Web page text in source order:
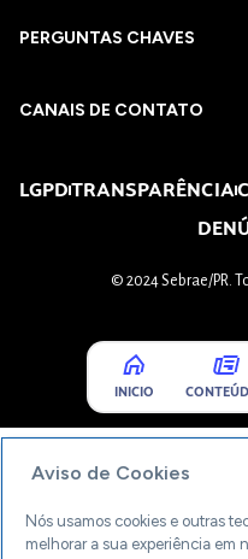
PERGUNTAS CHAVES​
CANAIS DE CONTATO
LGPDTRANSPARÊNCIA
© 2024 Sebrae/PR.
INICIO
Aviso de Cookies
Nós usamos cookies e outras
melhorar a sua experiência em